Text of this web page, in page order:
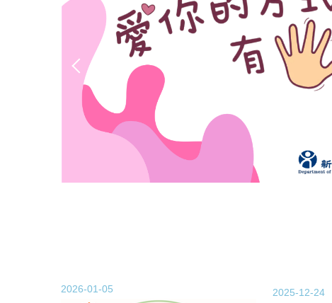
2026-01-05
2025-12-24